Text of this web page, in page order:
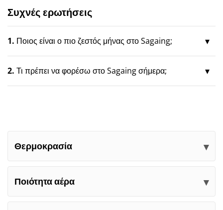
Συχνές ερωτήσεις
1. Ποιος είναι ο πιο ζεστός μήνας στο Sagaing;
2. Τι πρέπει να φορέσω στο Sagaing σήμερα;
Θερμοκρασία
Ποιότητα αέρα